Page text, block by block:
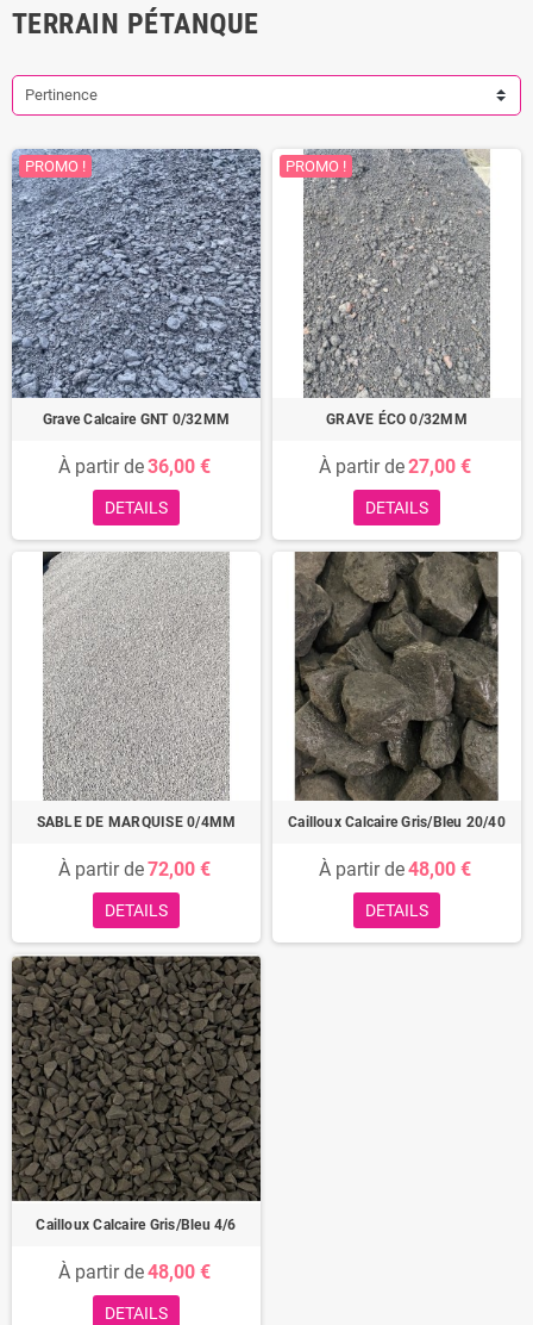
TERRAIN PÉTANQUE
Pertinence
PROMO !
Grave Calcaire GNT 0/32MM
À partir de36,00 €
DETAILS
PROMO !
GRAVE ÉCO 0/32MM
À partir de27,00 €
DETAILS
SABLE DE MARQUISE 0/4MM
À partir de72,00 €
DETAILS
Cailloux Calcaire Gris/Bleu 20/40
À partir de48,00 €
DETAILS
Cailloux Calcaire Gris/Bleu 4/6
À partir de48,00 €
DETAILS